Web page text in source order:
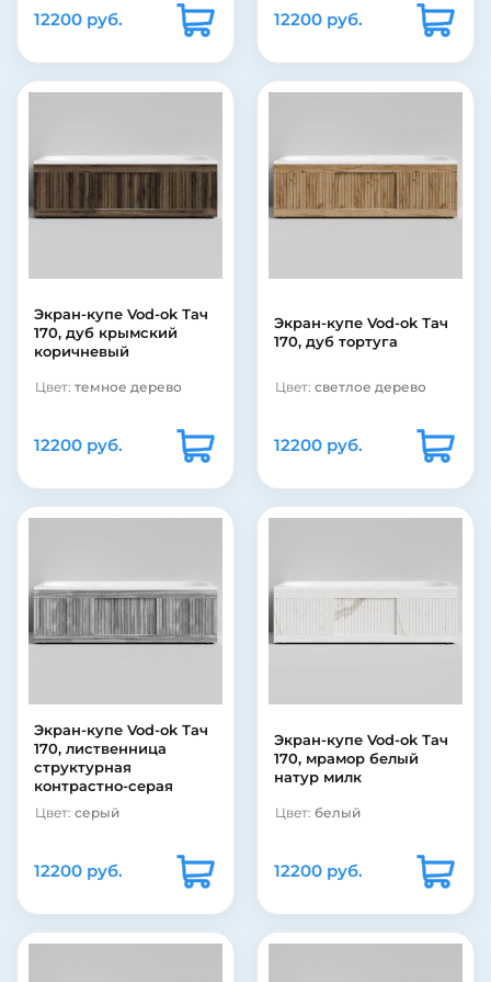
12200 руб. 12200 руб.
Экран-купе Vod-ok Тач
170, дуб крымский
коричневый
Цвет: темное дерево
12200 руб.
Экран-купе Vod-ok Тач
170, дуб тортуга
Цвет: светлое дерево
12200 руб.
Экран-купе Vod-ok Тач
170, лиственница
структурная
контрастно-серая
Цвет: серый
12200 руб.
Экран-купе Vod-ok Тач
170, мрамор белый
натур милк
Цвет: белый
12200 руб.